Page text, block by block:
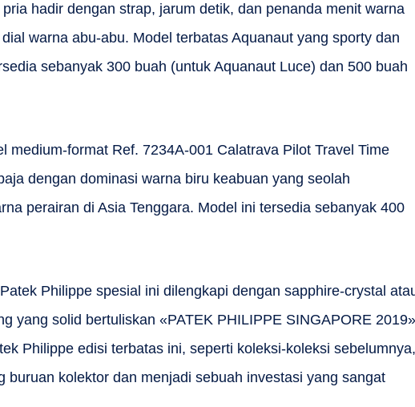
hadir dengan strap, jarum detik, dan penanda menit warna
warna abu-abu. Model terbatas Aquanaut yang sporty dan
sebanyak 300 buah (untuk Aquanaut Luce) dan 500 buah
medium-format Ref. 7234A-001 Calatrava Pilot Travel Time
dengan dominasi warna biru keabuan yang seolah
perairan di Asia Tenggara. Model ini tersedia sebanyak 400
Philippe spesial ini dilengkapi dengan sapphire-crystal
yang solid bertuliskan «PATEK PHILIPPE SINGAPORE
Philippe edisi terbatas ini, seperti koleksi-koleksi sebelumnya,
buruan kolektor dan menjadi sebuah investasi yang sangat